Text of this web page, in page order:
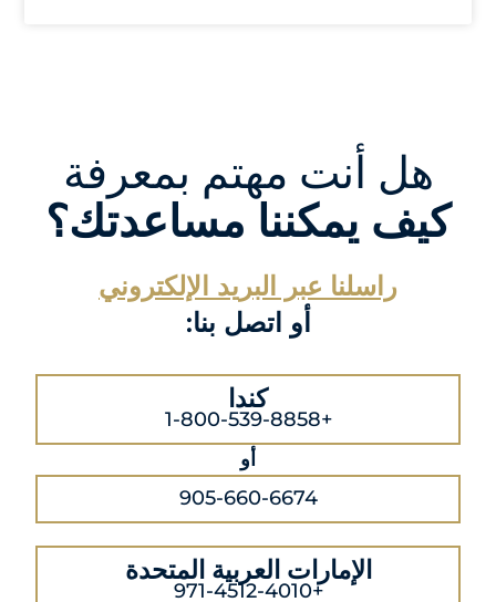
هل أنت مهتم بمعرفة
كيف يمكننا مساعدتك؟
راسلنا عبر البريد الإلكتروني
أو اتصل بنا:
كندا
+1-800-539-8858
أو
905-660-6674
الإمارات العربية المتحدة
+971-4512-4010